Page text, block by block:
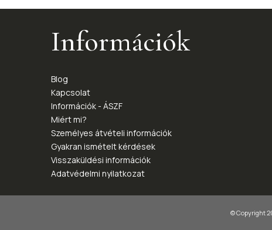
Információk
Blog
Kapcsolat
Információk - ÁSZF
Miért mi?
Személyes átvételi információk
Gyakran ismételt kérdések
Visszaküldési információk
Adatvédelmi nyilatkozat
© Copyright